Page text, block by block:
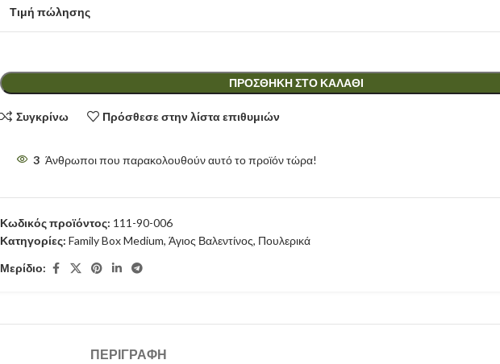
Τιμή πώλησης
ΠΡΟΣΘΉΚΗ ΣΤΟ ΚΑΛΆΘΙ
Συγκρίνω Πρόσθεσε στην λίστα επιθυμιών
3 Άνθρωποι που παρακολουθούν αυτό το προϊόν τώρα!
Κωδικός προϊόντος: 111-90-006
Κατηγορίες: Family Box Medium, Άγιος Βαλεντίνος, Πουλερικά
Μερίδιο:
ΠΕΡΙΓΡΑΦΉ